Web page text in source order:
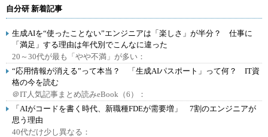
自分研 新着記事
生成AIを“使ったことない”エンジニアは「楽しさ」が半分？ 仕事に
「満足」する理由は年代別でこんなに違った
20～30代が最も「やや不満」が多い：
“応用情報が消える”って本当？ 「生成AIパスポート」って何？ IT資
格の今を読む
＠IT人気記事まとめ読みeBook（6）：
「AIがコードを書く時代、新職種FDEが需要増」 7割のエンジニアが
思う理由
40代だけ少し異なる：